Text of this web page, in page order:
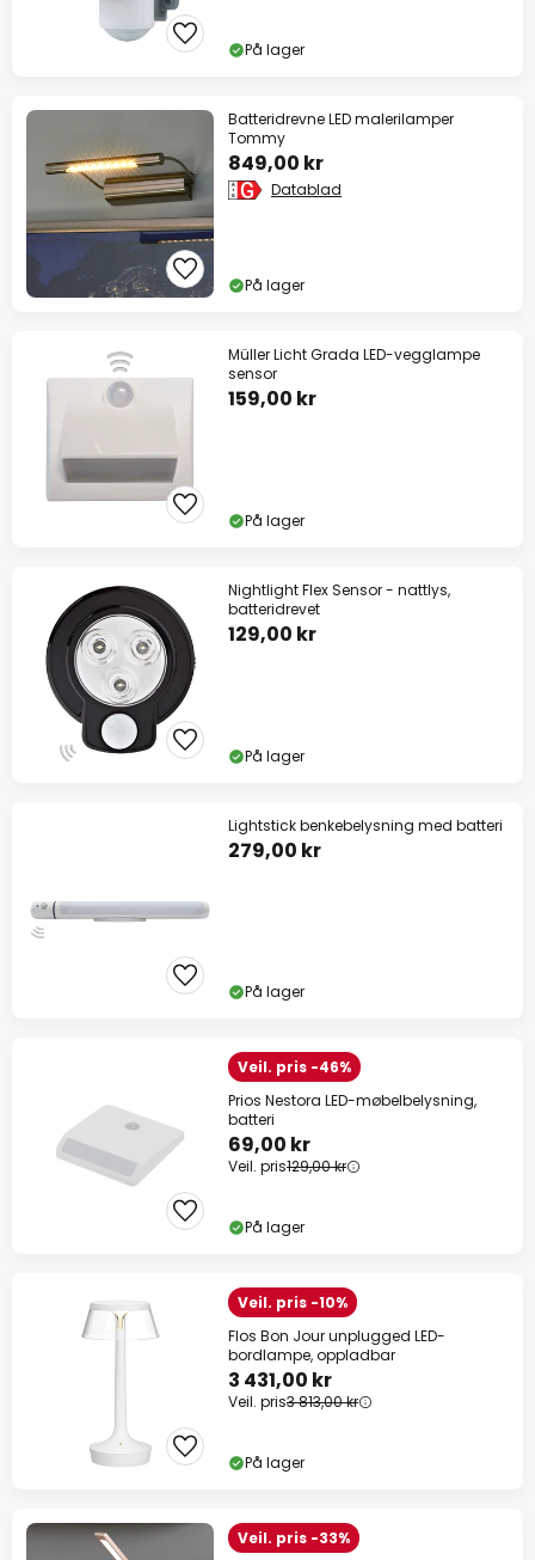
På lager
Batteridrevne LED malerilamper
Tommy
849,00 kr
Datablad
På lager
Müller Licht Grada LED-vegglampe
sensor
159,00 kr
På lager
Nightlight Flex Sensor - nattlys,
batteridrevet
129,00 kr
På lager
Lightstick benkebelysning med batteri
279,00 kr
På lager
Veil. pris -46%
Prios Nestora LED-møbelbelysning,
batteri
69,00 kr
Veil. pris129,00 kr
På lager
Veil. pris -10%
Flos Bon Jour unplugged LED-
bordlampe, oppladbar
3 431,00 kr
Veil. pris3 813,00 kr
På lager
Veil. pris -33%